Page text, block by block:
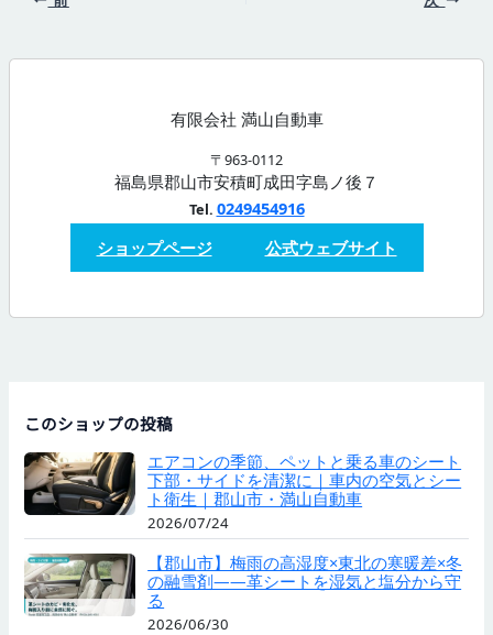
有限会社 満山自動車
〒963-0112
福島県郡山市安積町成田字島ノ後７
Tel. 0249454916
ショップページ
公式ウェブサイト
このショップの投稿
エアコンの季節、ペットと乗る車のシート
下部・サイドを清潔に｜車内の空気とシー
ト衛生｜郡山市・満山自動車
2026/07/24
【郡山市】梅雨の高湿度×東北の寒暖差×冬
の融雪剤——革シートを湿気と塩分から守
る
2026/06/30